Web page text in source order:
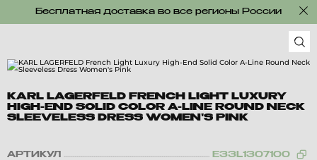
Бесплатная доставка во все регионы России
KARL LAGERFELD FRENCH LIGHT LUXURY
HIGH-END SOLID COLOR A-LINE ROUND NECK
SLEEVELESS DRESS WOMEN'S PINK
АРТИКУЛ E33L1307100